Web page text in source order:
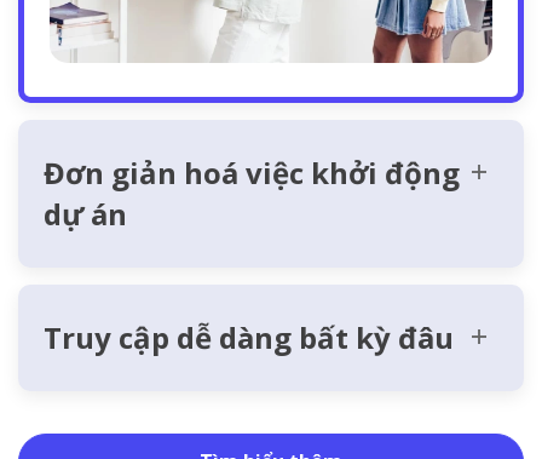
Đơn giản hoá việc khởi động
dự án
Truy cập dễ dàng bất kỳ đâu